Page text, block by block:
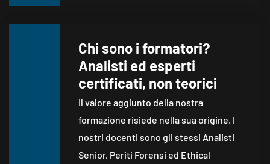
Chi sono i formatori?
Analisti ed esperti
certificati, non teorici
Il valore aggiunto della nostra
formazione risiede nella sua origine. I
nostri docenti sono gli stessi Analisti
Senior, Periti Forensi ed Ethical